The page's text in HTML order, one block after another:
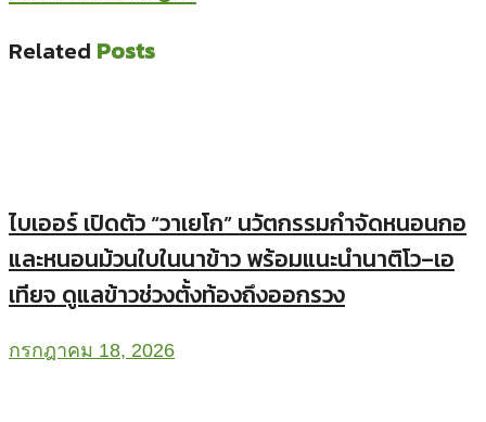
Related Posts
ไบเออร์ เปิดตัว “วาเยโก” นวัตกรรมกำจัดหนอนกอ
และหนอนม้วนใบในนาข้าว พร้อมแนะนำนาติโว–เอ
เทียจ ดูแลข้าวช่วงตั้งท้องถึงออกรวง
กรกฎาคม 18, 2026